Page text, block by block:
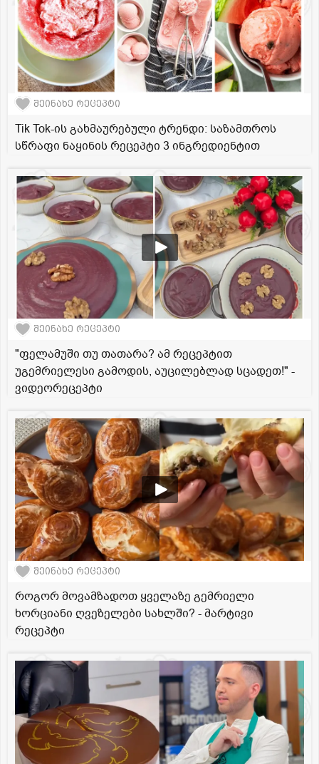
შეინახე რეცეპტი
Tik Tok-ის გახმაურებული ტრენდი: საზამთროს
სწრაფი ნაყინის რეცეპტი 3 ინგრედიენტით
შეინახე რეცეპტი
"ფელამუში თუ თათარა? ამ რეცეპტით
უგემრიელესი გამოდის, აუცილებლად სცადეთ!" -
ვიდეორეცეპტი
შეინახე რეცეპტი
როგორ მოვამზადოთ ყველაზე გემრიელი
ხორციანი ღვეზელები სახლში? - მარტივი
რეცეპტი